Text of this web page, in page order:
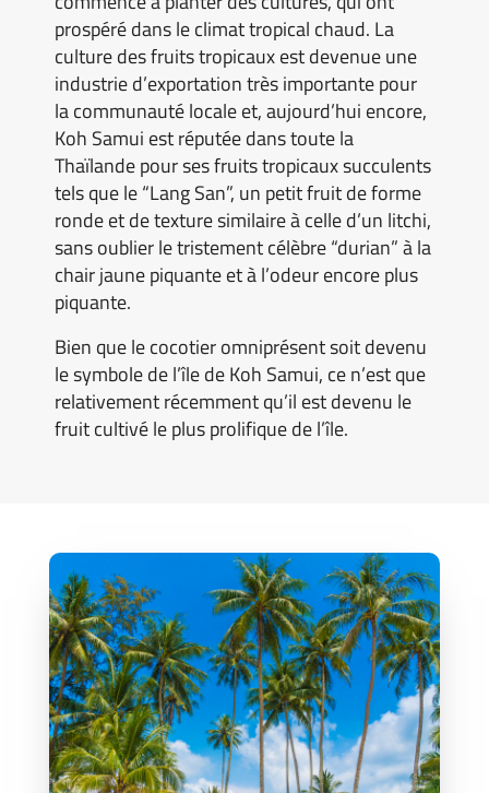
prospéré dans le climat tropical chaud. La
culture des fruits tropicaux est devenue une
industrie d’exportation très importante pour
la communauté locale et, aujourd’hui encore,
Koh Samui est réputée dans toute la
Thaïlande pour ses fruits tropicaux succulents
tels que le “Lang San”, un petit fruit de forme
ronde et de texture similaire à celle d’un litchi,
sans oublier le tristement célèbre “durian” à la
chair jaune piquante et à l’odeur encore plus
piquante.
Bien que le cocotier omniprésent soit devenu
le symbole de l’île de Koh Samui, ce n’est que
relativement récemment qu’il est devenu le
fruit cultivé le plus prolifique de l’île.